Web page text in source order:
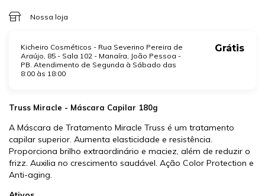
Nossa loja
Kicheiro Cosméticos - Rua Severino Pereira de
Araújo, 85 - Sala 102 - Manaíra, João Pessoa -
PB. Atendimento de Segunda à Sábado das
8:00 às 18:00
Grátis
Truss Miracle - Máscara Capilar 180g
A Máscara de Tratamento Miracle Truss é um tratamento
capilar superior. Aumenta elasticidade e resistência.
Proporciona brilho extraordinário e maciez, além de reduzir o
frizz. Auxilia no crescimento saudável. Ação Color Protection e
Anti-aging.